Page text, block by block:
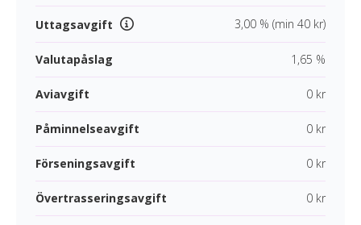
Uttagsavgift 3,00 % (min 40 kr)
Valutapåslag 1,65 %
Aviavgift 0 kr
Påminnelseavgift 0 kr
Förseningsavgift 0 kr
Övertrasseringsavgift 0 kr